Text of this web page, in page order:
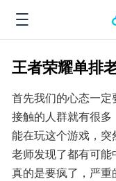
王者荣耀单排
首先我们的心态一定
接触的人群就有很
能在玩这个游戏，
老师发现了都有可
真的是要疯了，严重